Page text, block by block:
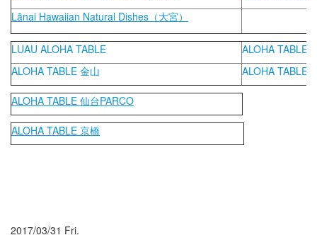
Lãnai Hawaiian Natural Dishes（⼤宮）
LUAU ALOHA TABLE
ALOHA TABLE
ALOHA TABLE 金山 ALOHA TABLE
ALOHA TABLE 仙台PARCO
ALOHA TABLE 京橋
2017/03/31 Fri.